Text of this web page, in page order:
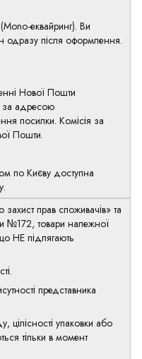
еквайринг). Ви
одразу після оформлення.
Нової Пошти
за адресою
посилки. Комісія за
Пошти.
по Києву доступна
прав споживачів» та
№172, товари належної
НЕ підлягають
представника
цілісності упаковки або
тільки в момент